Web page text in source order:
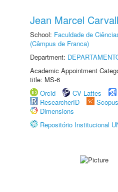
Jean Marcel
School: Faculdade de
(Câmpus de Franca)
Department:
Academic Appointment
title: MS-6
Orcid
CV Lattes
ResearcherID
Scopus
Dimensions
Repositório Institucional